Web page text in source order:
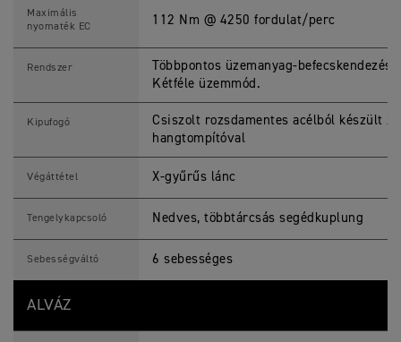
Maximális
nyomaték EC
112 Nm @ 4250 fordulat/perc
Rendszer
Többpontos üzemanyag-
Kétféle üzemmód.
Kipufogó
Csiszolt rozsdamentes acélból készült 2
hangtompítóval
Végáttétel X-gyűrűs lánc
Tengelykapcsoló Nedves, többtárcsás segédkuplung
Sebességváltó 6 sebességes
ALVÁZ